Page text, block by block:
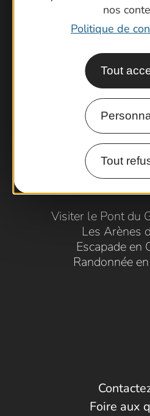
nos
Politique de
Tout
Tout
Visiter le Pont du
Les Arènes
Escapade en
Randonnée
Foire aux